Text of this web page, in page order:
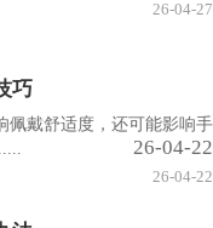
26-04-27
巧
佩戴舒适度，还可能影响手
26-04-22
26-04-22